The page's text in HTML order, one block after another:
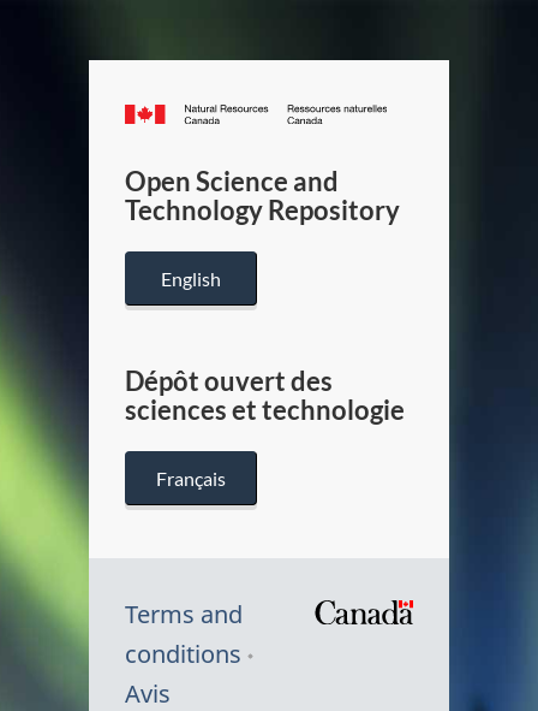
Canada.ca
/
Canada
Open Science and
Technology Repository
English
Dépôt ouvert des
sciences et technologie
Français
Terms and
conditions
Avis